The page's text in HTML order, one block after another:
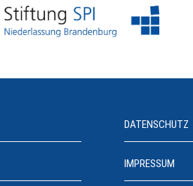
DATENSCHUTZ
IMPRESSUM